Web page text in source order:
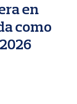
en
como